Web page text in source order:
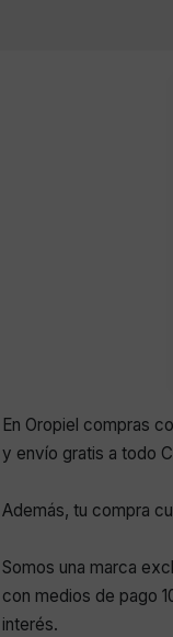
En Oropiel compras
y envío gratis a todo
Además, tu compra
Somos una marca
con medios de pago
interés.